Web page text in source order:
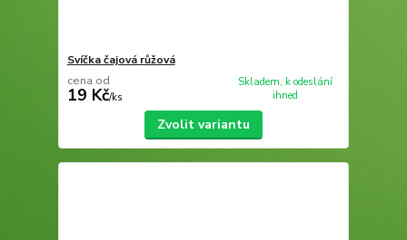
Svíčka čajová růžová
cena od
19 Kč/ks
Skladem, k odeslání
ihned
Zvolit variantu